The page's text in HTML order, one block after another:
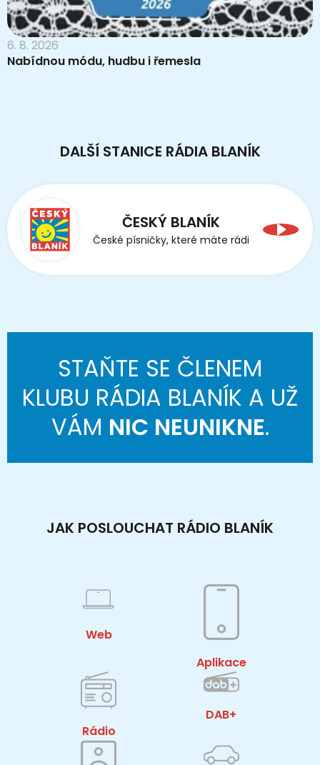
6. 8. 2026
Nabídnou módu, hudbu i řemesla
DALŠÍ STANICE RÁDIA BLANÍK
ČESKÝ BLANÍK
České písničky, které máte rádi
STAŇTE SE ČLENEM
KLUBU RÁDIA BLANÍK A UŽ
VÁM NIC NEUNIKNE.
JAK POSLOUCHAT RÁDIO BLANÍK
Web
Aplikace
Rádio
DAB+